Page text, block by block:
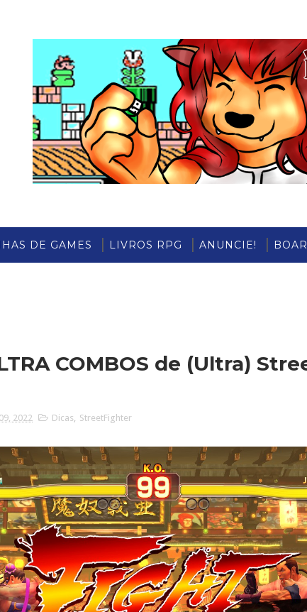
DE GAMES LIVROS RPG ANUNCIE!
COMBOS de (Ultra)
2022 Dicas StreetFighter